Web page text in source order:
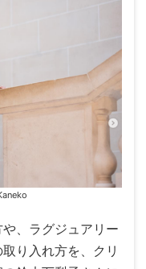
、ラグジュアリー
り入れ方を、クリ